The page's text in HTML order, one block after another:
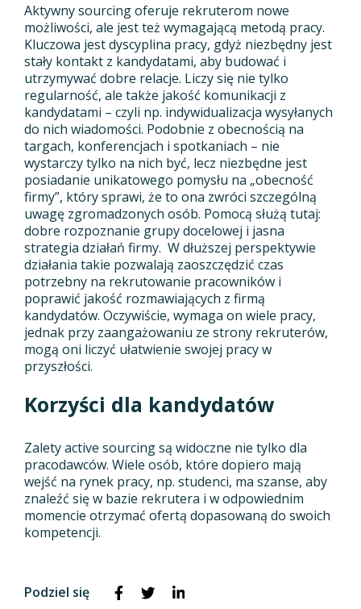
Aktywny sourcing oferuje rekruterom nowe
możliwości, ale jest też wymagającą metodą pracy.
Kluczowa jest dyscyplina pracy, gdyż niezbędny jest
stały kontakt z kandydatami, aby budować i
utrzymywać dobre relacje. Liczy się nie tylko
regularność, ale także jakość komunikacji z
kandydatami – czyli np. indywidualizacja wysyłanych
do nich wiadomości. Podobnie z obecnością na
targach, konferencjach i spotkaniach – nie
wystarczy tylko na nich być, lecz niezbędne jest
posiadanie unikatowego pomysłu na „obecność
firmy”, który sprawi, że to ona zwróci szczególną
uwagę zgromadzonych osób. Pomocą służą tutaj:
dobre rozpoznanie grupy docelowej i jasna
strategia działań firmy. W dłuższej perspektywie
działania takie pozwalają zaoszczędzić czas
potrzebny na rekrutowanie pracowników i
poprawić jakość rozmawiających z firmą
kandydatów. Oczywiście, wymaga on wiele pracy,
jednak przy zaangażowaniu ze strony rekruterów,
mogą oni liczyć ułatwienie swojej pracy w
przyszłości.
Korzyści dla kandydatów
Zalety active sourcing są widoczne nie tylko dla
pracodawców. Wiele osób, które dopiero mają
wejść na rynek pracy, np. studenci, ma szanse, aby
znaleźć się w bazie rekrutera i w odpowiednim
momencie otrzymać ofertą dopasowaną do swoich
kompetencji.
Podziel się